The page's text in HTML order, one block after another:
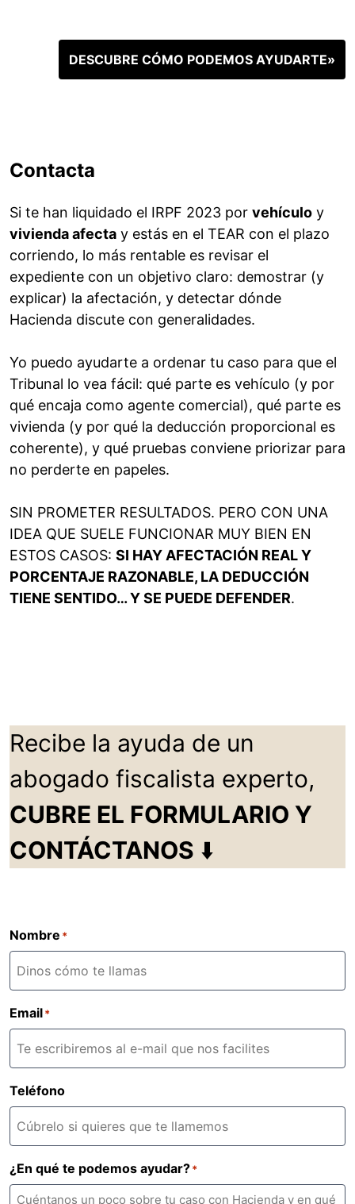
DESCUBRE CÓMO PODEMOS AYUDARTE»
Contacta
Si te han liquidado el IRPF 2023 por vehículo y
vivienda afecta y estás en el TEAR con el plazo
corriendo, lo más rentable es revisar el
expediente con un objetivo claro: demostrar (y
explicar) la afectación, y detectar dónde
Hacienda discute con generalidades.
Yo puedo ayudarte a ordenar tu caso para que el
Tribunal lo vea fácil: qué parte es vehículo (y por
qué encaja como agente comercial), qué parte es
vivienda (y por qué la deducción proporcional es
coherente), y qué pruebas conviene priorizar para
no perderte en papeles.
SIN PROMETER RESULTADOS. PERO CON UNA
IDEA QUE SUELE FUNCIONAR MUY BIEN EN
ESTOS CASOS: SI HAY AFECTACIÓN REAL Y
PORCENTAJE RAZONABLE, LA DEDUCCIÓN
TIENE SENTIDO… Y SE PUEDE DEFENDER.
Recibe la ayuda de un
abogado fiscalista experto,
CUBRE EL FORMULARIO Y
CONTÁCTANOS ⬇️
Nombre *
Email*
Teléfono
¿En qué te podemos ayudar?*